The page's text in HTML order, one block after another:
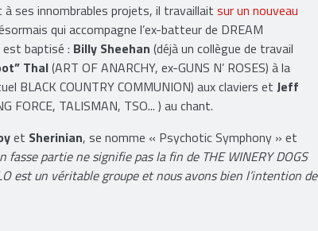
ses innombrables projets, il travaillait sur un nouveau
qui accompagne l’ex-batteur de DREAM
est baptisé : Billy Sheehan (déjà un collègue de travail
Thal(ART OF ANARCHY, ex-GUNS N’ ROSES) à la
BLACK COUNTRY COMMUNION) aux claviers et Jeff
FORCE, TALISMAN, TSO... ) au chant.
et Sherinian, se nomme « Psychotic Symphony » et
fasse partie ne signifie pas la fin de THE WINERY DOGS
est un véritable groupe et nous avons bien l’intention de